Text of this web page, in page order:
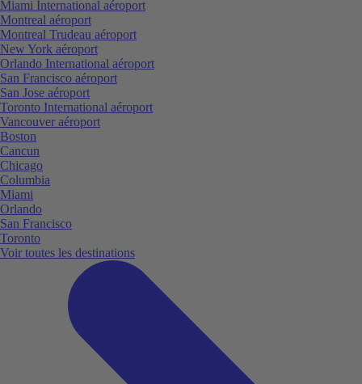
Miami International aéroport
Montreal aéroport
Montreal Trudeau aéroport
New York aéroport
Orlando International aéroport
San Francisco aéroport
San Jose aéroport
Toronto International aéroport
Vancouver aéroport
Boston
Cancun
Chicago
Columbia
Miami
Orlando
San Francisco
Toronto
Voir toutes les destinations